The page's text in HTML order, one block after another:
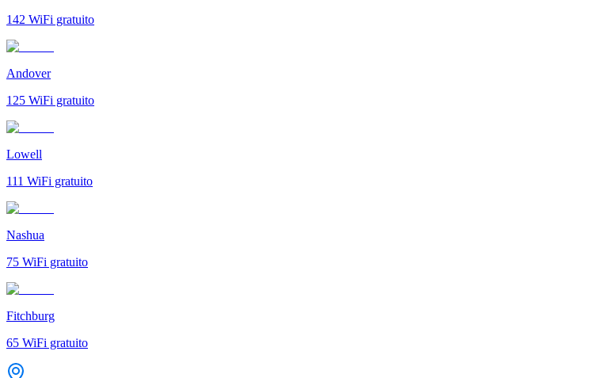
142 WiFi gratuito
Andover
125 WiFi gratuito
Lowell
111 WiFi gratuito
Nashua
75 WiFi gratuito
Fitchburg
65 WiFi gratuito